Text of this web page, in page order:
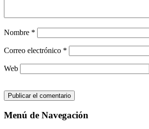
Nombre *
Correo electrónico *
Web
Menú de Navegación